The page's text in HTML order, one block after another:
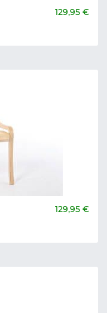
129,95 €
129,95 €